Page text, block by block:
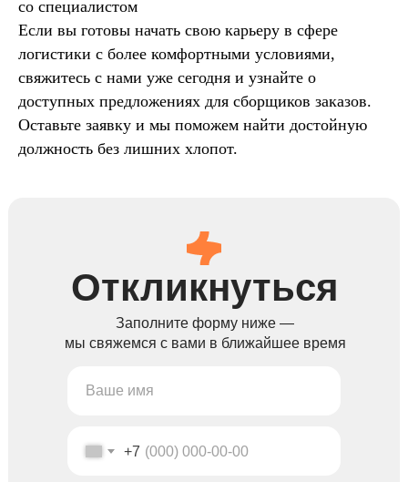
со специалистом
Если вы готовы начать свою карьеру в сфере
логистики с более комфортными условиями,
свяжитесь с нами уже сегодня и узнайте о
доступных предложениях для сборщиков заказов.
Оставьте заявку и мы поможем найти достойную
должность без лишних хлопот.
Откликнуться
Заполните форму ниже —
мы свяжемся с вами в ближайшее время
+7